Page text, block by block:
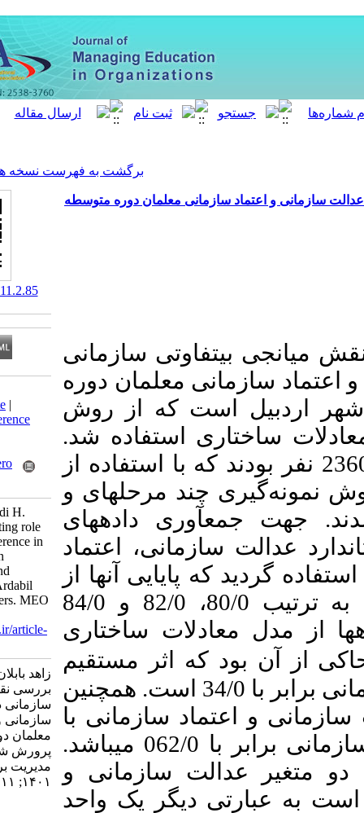
برگشت به فهرست نسخه ها
سازمانی معلمان دوره متوسطه
سازمانی
معلمان دوره
که از روش
استفاده شد.
2360 نفر بودند که با استفاده از
چند مرحله­ای و
داده­های
اعتماد
پایایی آنها از
طریق ضریب آلفای کرونباخ به ترتیب 80/0، 82/0 و 84/0
ساختاری
که
اثر مستقیم
عدالت سازمانی و اعتماد سازمانی برابر با 34/0 است. همچنین
سازمانی با
تأثیر متغیر میانجی بی­تفاوتی سازمانی برابر با 062/0 می­باشد.
سازمانی و
0) است به عبارتی دیگر یک واحد
Download citation:
BibTeX
| EndNote |
Medlars
ProCite|Reference
RefWorks
Send citation to:
Mendeley
Zotero
zahed babelan A, ahmadi H.
Investigating the mediating role
of organizational indifference in
the relationship between
organizational justice and
organizational trust of Ardabil
secondary school teachers. MEO
2022; 11 (2) :85-107
URL:http://journalieaa.ir/article-
1-350-fa.html
زاهد بابلان عادل، احمدی حسن.
بررسی نقش میانجی بی‌تفاوتی
سازمانی در رابطه بین عدالت
سازمانی و اعتماد سازمانی
معلمان دوره متوسطه آموزش و
پرورش شهر اردبیل. نشریه
مديريت بر آموزش سازمانها.
۱۴۰۱; ۱۱ (۲) :۸۵-۱۰۷